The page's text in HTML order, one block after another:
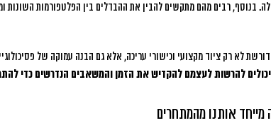
בנוסף, רבים מהם מתקשים להבין את ההבדלים בין הפלטפורמות
לא רק ציוד מקצועי וכישורי עריכה, אלא גם הבנה עמוקה של
להרשות לעצמם להקדיש את הזמן והמשאבים הנדרשים כדי
מייחד אותנו מהמתחרים